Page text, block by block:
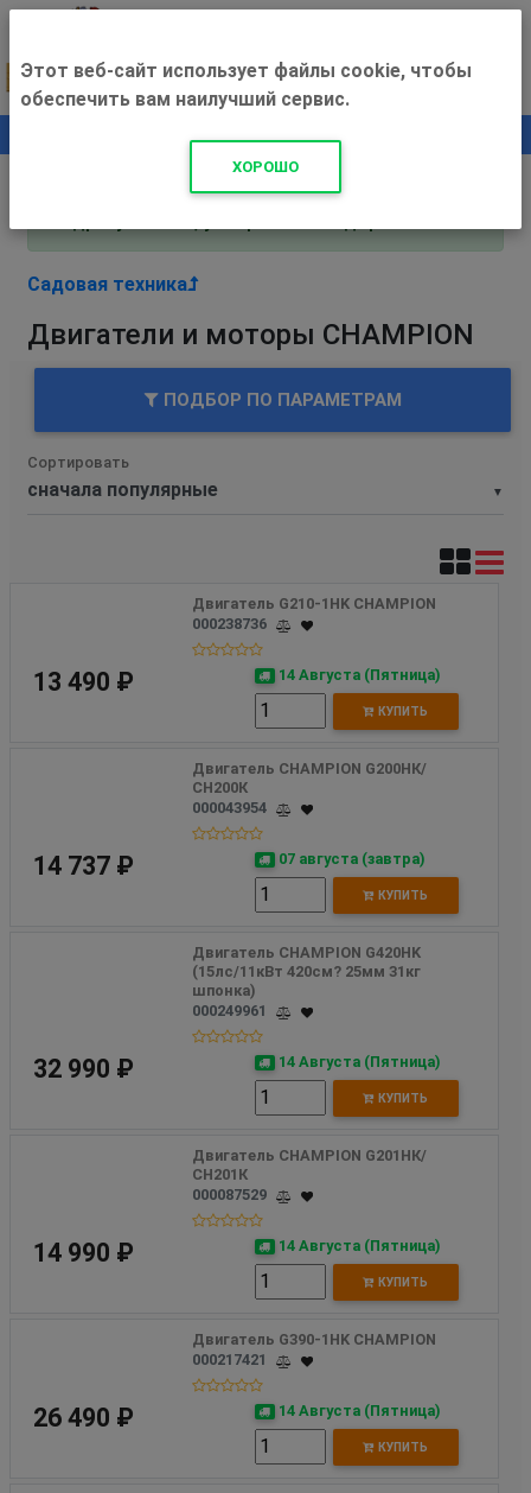
+500 ₽
Внимание! С 3 августа магазин работает по
Садовая техника
Двигатели и моторы CHAMPION
ПОДБОР ПО ПАРАМЕТРАМ
▼
Сортировать
Двигатель G210-1HK CHAMPION
000238736
13 490 ₽ 14 Августа (Пятница)
КУПИТЬ
Двигатель CHAMPION G200НК/
СН200К
000043954
14 737 ₽ 07 августа (завтра)
КУПИТЬ
Двигатель CHAMPION G420HK
(15лс/11кВт 420см? 25мм 31кг
шпонка)
000249961
32 990 ₽ 14 Августа (Пятница)
КУПИТЬ
Двигатель CHAMPION G201НК/
СН201К
000087529
14 990 ₽ 14 Августа (Пятница)
КУПИТЬ
Двигатель G390-1HK CHAMPION
000217421
26 490 ₽ 14 Августа (Пятница)
КУПИТЬ
Этот веб-сайт использует файлы cookie, чтобы
обеспечить вам наилучший сервис.
ХОРОШО